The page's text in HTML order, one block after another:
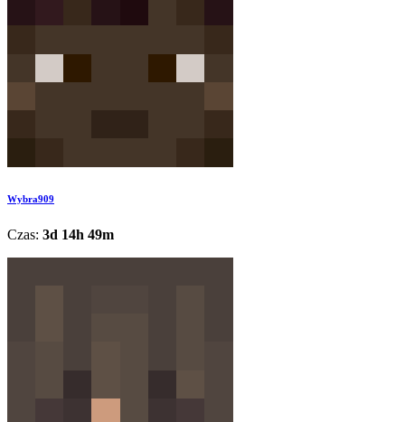
Wybra909
Czas: 3d 14h 49m